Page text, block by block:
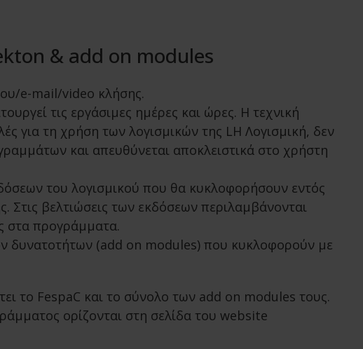
& add on modules
e-mail/video κλήσης.
τις εργάσιμες ημέρες και ώρες. Η τεχνική
για τη χρήση των λογισμικών της LH Λογισμική, δεν
και απευθύνεται αποκλειστικά στο χρήστη
του λογισμικού που θα κυκλοφορήσουν εντός
Στις βελτιώσεις των εκδόσεων περιλαμβάνονται
στα προγράμματα.
δυνατοτήτων (add on modules) που κυκλοφορούν με
το FespaC και το σύνολο των add on modules τους.
ορίζονται στη σελίδα του website